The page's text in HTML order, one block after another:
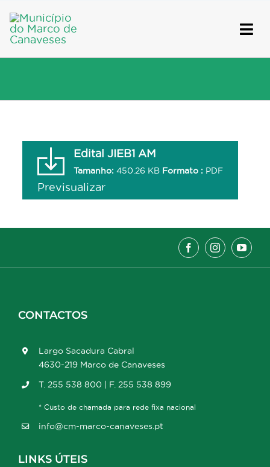
to
content
Edital JIEB1 AM
Tamanho: 450.26 KB Formato : PDF
Previsualizar
CONTACTOS
Largo Sacadura Cabral
4630-219 Marco de Canaveses
T. 255 538 800 | F. 255 538 899
* Custo de chamada para rede fixa nacional
info@cm-marco-canaveses.pt
LINKS ÚTEIS